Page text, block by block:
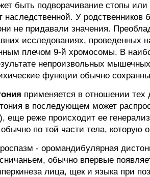
быть подворачивание стопы
наследственной. У
не придавали значения.
исследованиях, проведенных
плечом 9-й хромосомы. В
непроизвольных
функции обычно
применяется в отношении
в последующем может
), еще реже происходит ее
по той части тела, которую
- оромандибулярная
обычно впервые
лица, щек и языка при